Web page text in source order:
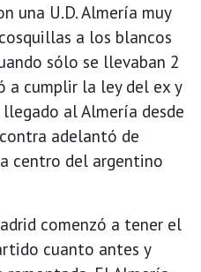
una U.D. Almería muy
a los blancos
sólo se llevaban 2
a cumplir la ley del ex y
al Almería desde
adelantó de
centro del argentino
comenzó a tener el
cuanto antes y